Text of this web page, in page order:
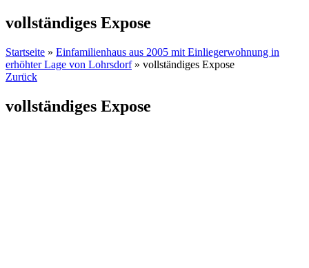
vollständiges Expose
Startseite » Einfamilienhaus aus 2005 mit Einliegerwohnung in
erhöhter Lage von Lohrsdorf» vollständiges Expose
Zurück
vollständiges Expose